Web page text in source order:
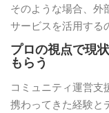
そのような場合、外
サービスを活用する
プロの視点で現
もらう
コミュニティ運営支
携わってきた経験と